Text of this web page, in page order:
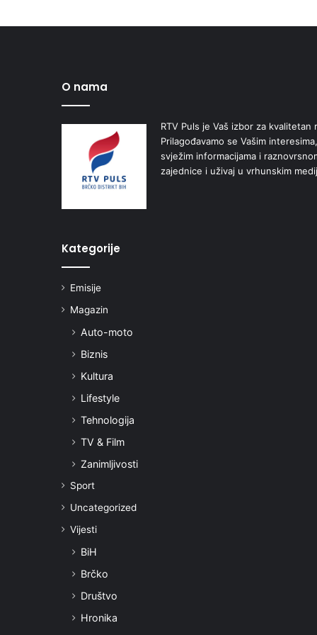
O nama
RTV Puls je Vaš izbor za
Prilagođavamo se Vašim
svježim informacijama i
zajednice i uživaj u vrhunskim
Kategorije
Emisije
Magazin
Auto-moto
Biznis
Kultura
Lifestyle
Tehnologija
TV & Film
Zanimljivosti
Sport
Uncategorized
Vijesti
BiH
Brčko
Društvo
Hronika